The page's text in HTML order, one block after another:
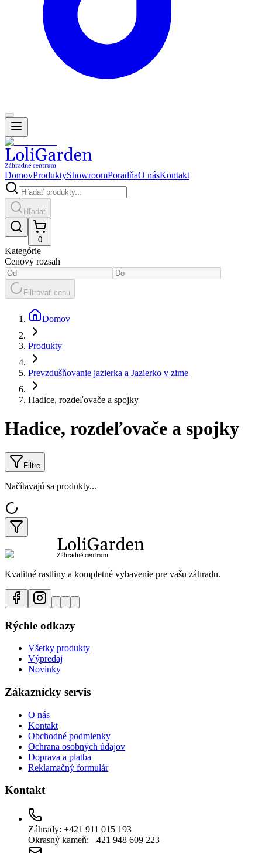
DomovProduktyShowroomPoradňaO násKontakt
Hľadať
0
Kategórie
Cenový rozsah
Filtrovať cenu
Domov
Produkty
Prevzdušňovanie jazierka a Jazierko v zime
Hadice, rozdeľovače a spojky
Hadice, rozdeľovače a spojky
Filtre
Načítavajú sa produkty...
Kvalitné rastliny a kompletné vybavenie pre vašu záhradu.
Rýchle odkazy
Všetky produkty
Výpredaj
Novinky
Zákaznícky servis
O nás
Kontakt
Obchodné podmienky
Ochrana osobných údajov
Doprava a platba
Reklamačný formulár
Kontakt
Záhrady: +421 911 015 193
Okrasný kameň: +421 948 609 223